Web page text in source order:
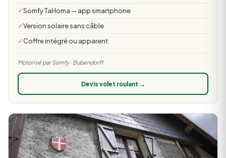
Somfy TaHoma — app smartphone
Version solaire sans câble
Coffre intégré ou apparent
Motorisé par Somfy · Bubendorff
Devis volet roulant →